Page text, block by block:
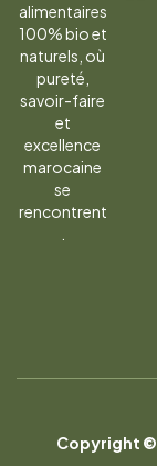
alimentaires
100% bio et
naturels, où
pureté,
savoir-faire
et
excellence
marocaine
se
rencontrent
Copyright ©